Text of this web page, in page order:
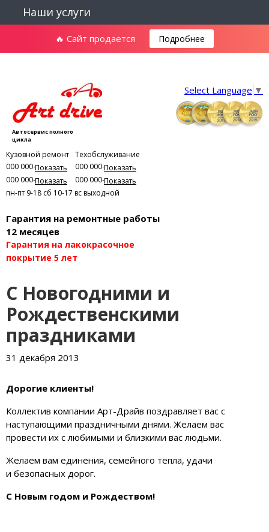
🔥 Сайт продается Подробнее
Наши услуги
Select Language ▼
Автосервис полного
цикла
Кузовной ремонт
000 000-00-01
Показать
000 000-00-02
Показать
Техобслуживание
000 000-00-03
Показать
000 000-00-04
Показать
пн-пт 9-18 сб 10-17 вс выходной
Гарантия на ремонтные работы
12 месяцев
Гарантия на лакокрасочное
покрытие 5 лет
С Новогодними и
Рождественскими
праздниками
31 декабря 2013
Дорогие клиенты!
Коллектив компании Арт-Драйв поздравляет вас с
наступающими праздничными днями. Желаем вас
провести их с любимыми и близкими вас людьми.
Желаем вам единения, семейного тепла, удачи
и безопасных дорог.
С Новым годом и Рождеством!